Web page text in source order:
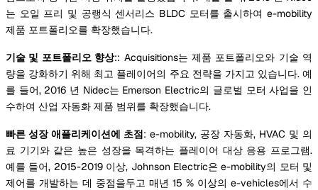
는 오일 프리 및 공랭식 센서리스 BLDC 모터를 출시하여 e-mobility
제품 포트폴리오를 확장했습니다.
기술 및 포트폴리오 향상:: Acquisitions는 제품 포트폴리오와 기술 역
량을 강화하기 위해 최고 플레이어의 주요 전략을 가지고 있습니다. 예
를 들어, 2016 년 Nidec는 Emerson Electric의 글로벌 모터 사업을 인
수하여 산업 자동화 제품 범위를 확장했습니다.
빠른 성장 애플리케이션에 초점: e-mobility, 공장 자동화, HVAC 및 의
료 기기와 같은 높은 성장을 목격하는 플레이어 대상 응용 프로그램.
예를 들어, 2015-2019 이상, Johnson Electric은 e-mobility의 모터 및
제어를 개발하는 데 중점을두고 매년 15 % 이상의 e-vehicles에서 수